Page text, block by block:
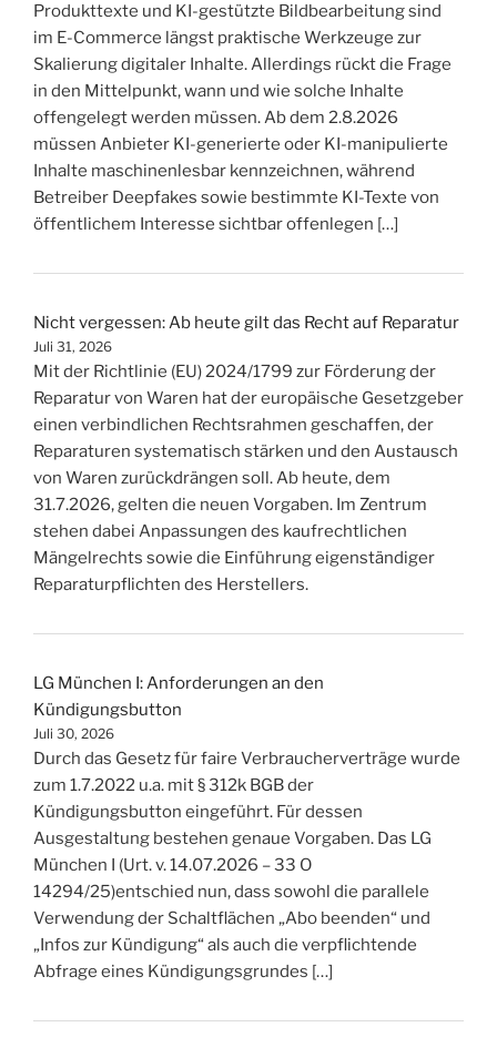
Produkttexte und KI-gestützte Bildbearbeitung sind
im E-Commerce längst praktische Werkzeuge zur
Skalierung digitaler Inhalte. Allerdings rückt die Frage
in den Mittelpunkt, wann und wie solche Inhalte
offengelegt werden müssen. Ab dem 2.8.2026
müssen Anbieter KI-generierte oder KI-manipulierte
Inhalte maschinenlesbar kennzeichnen, während
Betreiber Deepfakes sowie bestimmte KI-Texte von
öffentlichem Interesse sichtbar offenlegen […]
Nicht vergessen: Ab heute gilt das Recht auf Reparatur
Juli 31, 2026
Mit der Richtlinie (EU) 2024/1799 zur Förderung der
Reparatur von Waren hat der europäische Gesetzgeber
einen verbindlichen Rechtsrahmen geschaffen, der
Reparaturen systematisch stärken und den Austausch
von Waren zurückdrängen soll. Ab heute, dem
31.7.2026, gelten die neuen Vorgaben. Im Zentrum
stehen dabei Anpassungen des kaufrechtlichen
Mängelrechts sowie die Einführung eigenständiger
Reparaturpflichten des Herstellers.
LG München I: Anforderungen an den
Kündigungsbutton
Juli 30, 2026
Durch das Gesetz für faire Verbraucherverträge wurde
zum 1.7.2022 u.a. mit § 312k BGB der
Kündigungsbutton eingeführt. Für dessen
Ausgestaltung bestehen genaue Vorgaben. Das LG
München I (Urt. v. 14.07.2026 – 33 O
14294/25)entschied nun, dass sowohl die parallele
Verwendung der Schaltflächen „Abo beenden“ und
„Infos zur Kündigung“ als auch die verpflichtende
Abfrage eines Kündigungsgrundes […]